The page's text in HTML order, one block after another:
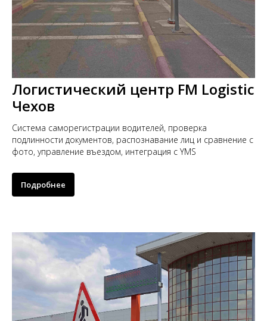
Логистический центр FM Logistic
Чехов
Система саморегистрации водителей, проверка
подлинности документов, распознавание лиц и сравнение с
фото, управление въездом, интеграция с YMS
Подробнее